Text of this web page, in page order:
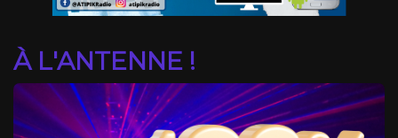
À L'ANTENNE !